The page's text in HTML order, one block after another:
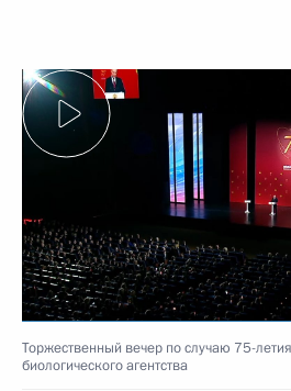
Торжественный вечер по случаю 75-
биологического агентства